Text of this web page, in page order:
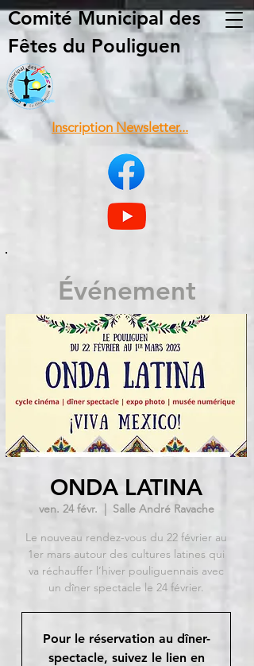
Comité Municipaldes
Fêtes du Pouliguen
Inscription Newsletter...
Événement
ONDA LATINA
ven. 24 févr.
  |
Salle André Ravache
Le nouveau rendez-vous du 22 février au
1er mars autour des cultures latines qui
va réchauffer l’hiver pouliguennais avec
un dîner spectacle le 24 février.
Pour le réservation au dîner-
spectacle, suivez le lien en